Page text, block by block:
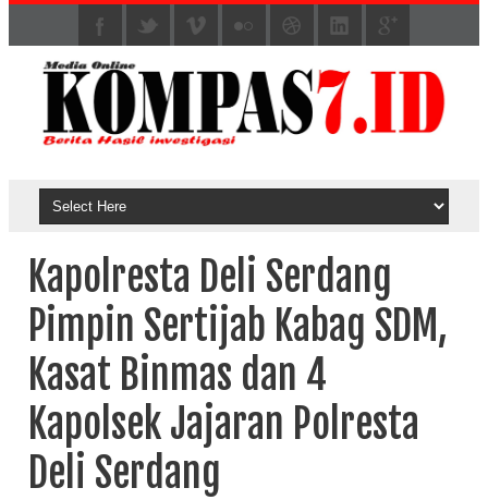
Kapolresta Deli Serdang
Pimpin Sertijab Kabag SDM,
Kasat Binmas dan 4
Kapolsek Jajaran Polresta
Deli Serdang